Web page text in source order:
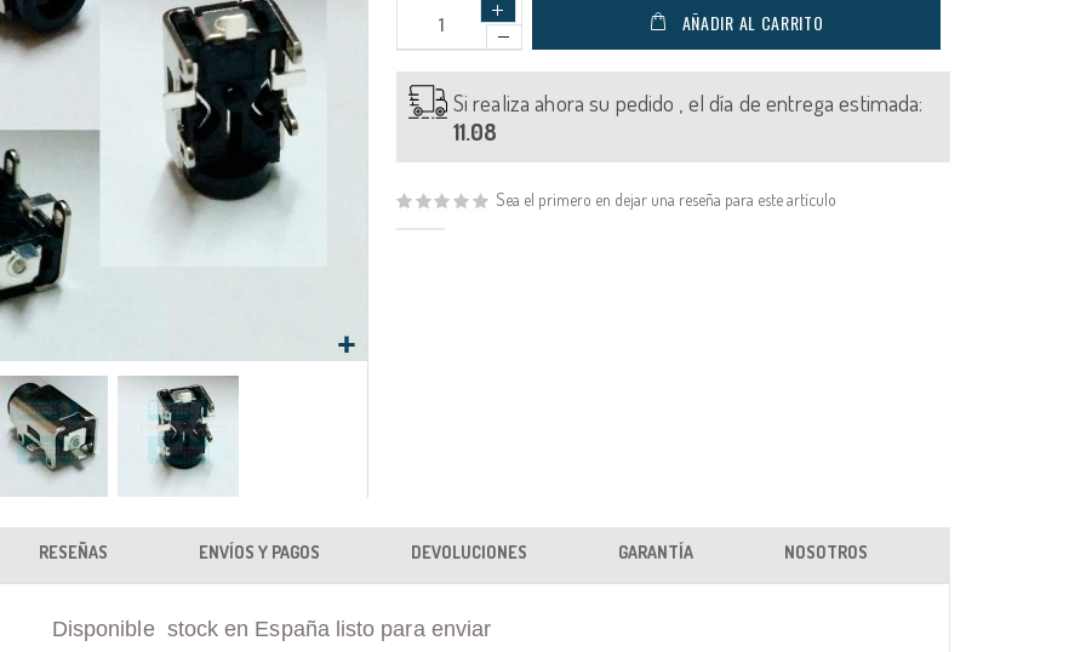
AÑADIR AL CARRITO
Si realiza ahora su pedido , el día de entrega estimada:
11.08
Sea el primero en dejar una reseña para este artículo
Disponible stock en España listo para enviar
RESEÑAS ENVÍOS Y PAGOS DEVOLUCIONES GARANTÍA NOSOTROS